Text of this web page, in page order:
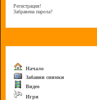
Регистрация!
Забравена парола?
Начало
Забавни снимки
Видео
Игри